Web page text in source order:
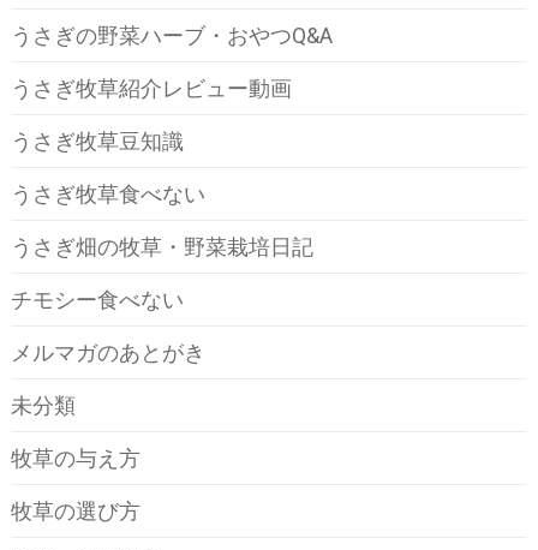
うさぎの野菜ハーブ・おやつQ&A
うさぎ牧草紹介レビュー動画
うさぎ牧草豆知識
うさぎ牧草食べない
うさぎ畑の牧草・野菜栽培日記
チモシー食べない
メルマガのあとがき
未分類
牧草の与え方
牧草の選び方